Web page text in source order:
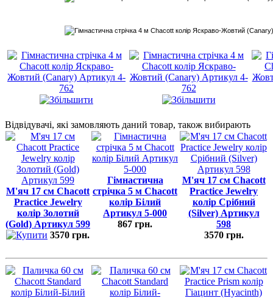
Відвідувачі, які замовляють даний товар, також вибирають
М'яч 17 см Chacott
Practice Jewelry
колір Золотий
(Gold) Артикул 599
3570 грн.
Гімнастична
стрічка 5 м Chacott
колір Білий
Артикул 5-000
867 грн.
М'яч 17 см Chacott
Practice Jewelry
колір Срібний
(Silver) Артикул
598
3570 грн.